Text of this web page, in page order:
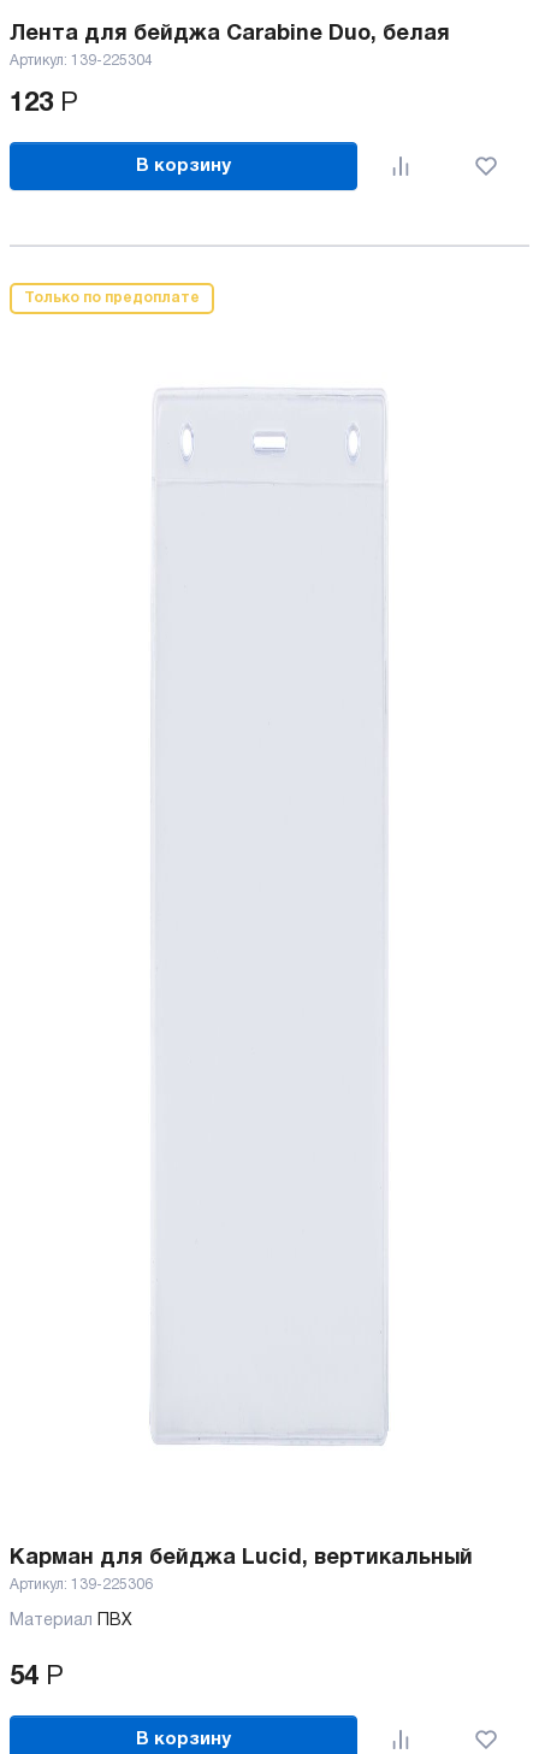
Лента для бейджа Carabine Duo, белая
Артикул: 139-225304
123 Р
В корзину
Только по предоплате
Карман для бейджа Lucid, вертикальный
Артикул: 139-225306
Материал ПВХ
54 Р
В корзину